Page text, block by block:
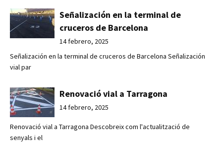
Señalización en la terminal de
cruceros de Barcelona
14 febrero, 2025
Señalización en la terminal de cruceros de Barcelona Señalización
vial par
Renovació vial a Tarragona
14 febrero, 2025
Renovació vial a Tarragona Descobreix com l'actualització de
senyals i el